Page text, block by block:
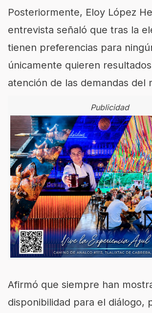
Posteriormente, Eloy López
entrevista señaló que tras la
tienen preferencias para
únicamente quieren
atención de las demandas del
Publicidad
Afirmó que siempre han
disponibilidad para el diálogo,